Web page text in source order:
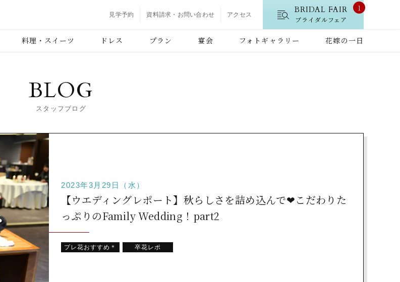
見学予約 資料請求・お問い合わせ アクセス BRIDAL FAIR
ブライダルフェア
1
料理・スイーツ ドレス プラン 宴会 フォトギャラリー 花嫁の一日
BLOG
スタッフブログ
2023年3月29日（水）
【ウエディングレポート】秋らしさを詰め込んで❤こだわりた
っぷりのFamily Wedding！part2
プレ花おすすめ＊ 卒花レポ